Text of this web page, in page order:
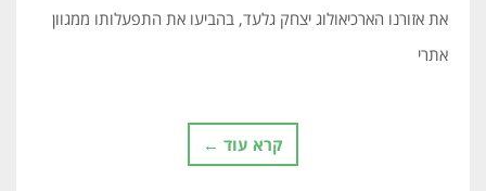
את אזורנו הארכיאולוג יצחק גלעד, בהביעו את התפעלותו ממגוון
אתרי
קרא עוד ←